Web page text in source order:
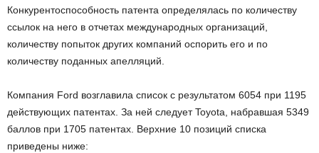
Конкурентоспособность патента определялась по количеству
ссылок на него в отчетах международных организаций,
количеству попыток других компаний оспорить его и по
количеству поданных апелляций.
Компания Ford возглавила список с результатом 6054 при 1195
действующих патентах. За ней следует Toyota, набравшая 5349
баллов при 1705 патентах. Верхние 10 позиций списка
приведены ниже: